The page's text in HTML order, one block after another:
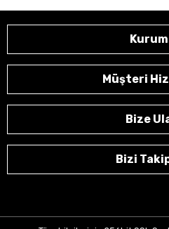
Müşteri
Bize
Bizi